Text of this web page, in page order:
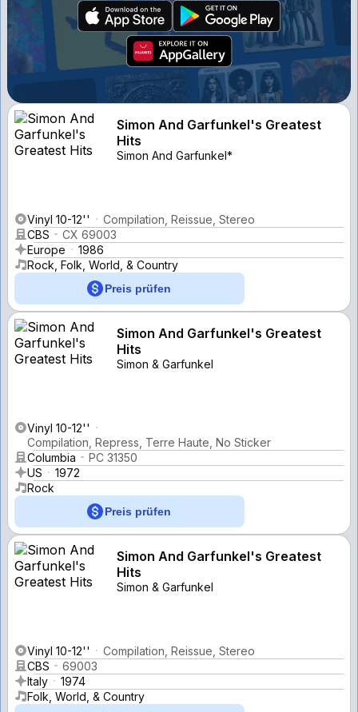
Simon And Garfunkel's Greatest
Hits
Simon And Garfunkel*
Vinyl 10-12''
Compilation, Reissue, Stereo
CBS
CX 69003
Europe
1986
Rock, Folk, World, & Country
Preis prüfen
Simon And Garfunkel's Greatest
Hits
Simon & Garfunkel
Vinyl 10-12''
Compilation, Repress, Terre Haute, No Sticker
Columbia
PC 31350
US
1972
Rock
Preis prüfen
Simon And Garfunkel's Greatest
Hits
Simon & Garfunkel
Vinyl 10-12''
Compilation, Reissue, Stereo
CBS
69003
Italy
1974
Folk, World, & Country